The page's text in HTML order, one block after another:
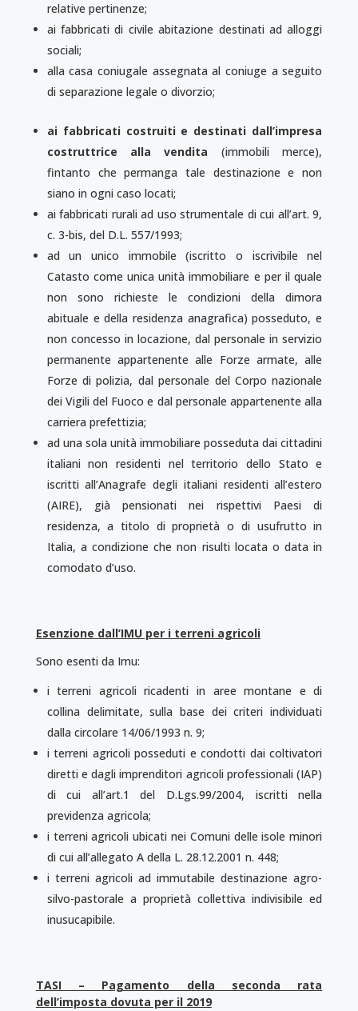
relative pertinenze;
ai fabbricati di civile abitazione destinati ad alloggi
sociali;
alla casa coniugale assegnata al coniuge a seguito
di separazione legale o divorzio;
ai fabbricati costruiti e destinati dall’impresa
costruttrice alla vendita (immobili merce),
fintanto che permanga tale destinazione e non
siano in ogni caso locati;
ai fabbricati rurali ad uso strumentale di cui all’art. 9,
c. 3-bis, del D.L. 557/1993;
ad un unico immobile (iscritto o iscrivibile nel
Catasto come unica unità immobiliare e per il quale
non sono richieste le condizioni della dimora
abituale e della residenza anagrafica) posseduto, e
non concesso in locazione, dal personale in servizio
permanente appartenente alle Forze armate, alle
Forze di polizia, dal personale del Corpo nazionale
dei Vigili del Fuoco e dal personale appartenente alla
carriera prefettizia;
ad una sola unità immobiliare posseduta dai cittadini
italiani non residenti nel territorio dello Stato e
iscritti all’Anagrafe degli italiani residenti all’estero
(AIRE), già pensionati nei rispettivi Paesi di
residenza, a titolo di proprietà o di usufrutto in
Italia, a condizione che non risulti locata o data in
comodato d’uso.
Esenzione dall’IMU per i terreni agricoli
Sono esenti da Imu:
i terreni agricoli ricadenti in aree montane e di
collina delimitate, sulla base dei criteri individuati
dalla circolare 14/06/1993 n. 9;
i terreni agricoli posseduti e condotti dai coltivatori
diretti e dagli imprenditori agricoli professionali (IAP)
di cui all’art.1 del D.Lgs.99/2004, iscritti nella
previdenza agricola;
i terreni agricoli ubicati nei Comuni delle isole minori
di cui all’allegato A della L. 28.12.2001 n. 448;
i terreni agricoli ad immutabile destinazione agro-
silvo-pastorale a proprietà collettiva indivisibile ed
inusucapibile.
TASI – Pagamento della seconda rata
dell’imposta dovuta per il 2019